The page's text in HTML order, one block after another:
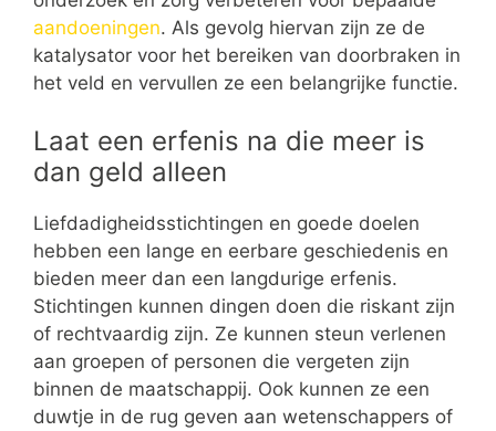
aandoeningen. Als gevolg hiervan zijn ze de
katalysator voor het bereiken van doorbraken in
het veld en vervullen ze een belangrijke functie.
Laat een erfenis na die meer is
dan geld alleen
Liefdadigheidsstichtingen en goede doelen
hebben een lange en eerbare geschiedenis en
bieden meer dan een langdurige erfenis.
Stichtingen kunnen dingen doen die riskant zijn
of rechtvaardig zijn. Ze kunnen steun verlenen
aan groepen of personen die vergeten zijn
binnen de maatschappij. Ook kunnen ze een
duwtje in de rug geven aan wetenschappers of